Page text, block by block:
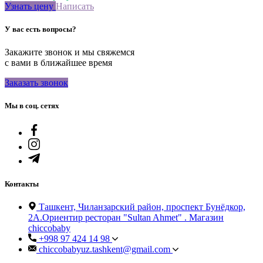
Узнать цену Написать
У вас есть вопросы?
Закажите звонок и мы свяжемся
с вами в ближайшее время
Заказать звонок
Мы в соц. сетях
Контакты
Ташкент, Чиланзарский район, проспект Бунёдкор,
2А.Ориентир ресторан "Sultan Ahmet" . Магазин
chiccobaby
+998 97 424 14 98
chiccobabyuz.tashkent@gmail.com